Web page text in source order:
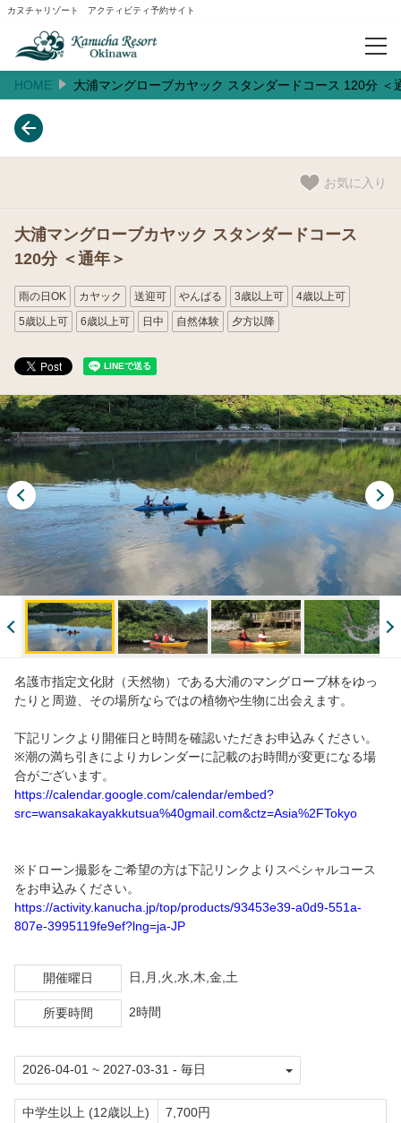
カヌチャリゾート アクティビティ予約サイト
予約確認
閲覧履歴
ご案内
お知らせ
HOME 大浦マングローブカヤック スタンダードコース 120分 ＜
大浦マングローブカヤック スタンダードコース
120分 ＜通年＞
お気に入り
雨の日OK カヤック 送迎可 やんばる 3歳以上可
4歳以上可
5歳以上可
6歳以上可 日中 自然体験 夕方以降
名護市指定文化財（天然物）である大浦のマングローブ林をゆっ
たりと周遊、その場所ならではの植物や生物に出会えます。
下記リンクより開催日と時間を確認いただきお申込みください。
※潮の満ち引きによりカレンダーに記載のお時間が変更になる場
合がございます。
https://calendar.google.com/calendar/embed?
src=wansakakayakkutsua%40gmail.com&ctz=Asia%2FTokyo
※ドローン撮影をご希望の方は下記リンクよりスペシャルコース
をお申込みください。
https://activity.kanucha.jp/top/products/93453e39-a0d9-551a-
807e-3995119fe9ef?lng=ja-JP
開催曜日 日,月,火,水,木,金,土
所要時間 2時間
中学生以上 (12歳以上)
7,700円